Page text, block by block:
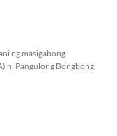
ng masigabong
ni Pangulong Bongbong